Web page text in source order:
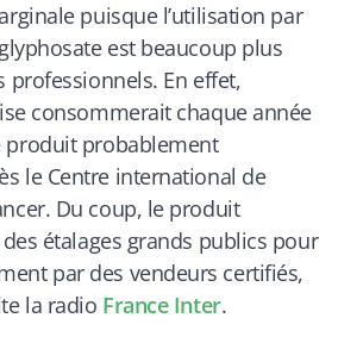
puisque l’utilisation par
est beaucoup plus
professionnels. En effet,
consommerait chaque année
produit probablement
le Centre international de
Du coup, le produit
étalages grands publics pour
par des vendeurs certifiés,
la radio France Inter.